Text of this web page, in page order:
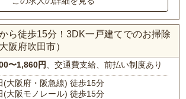
ら徒歩15分！3DK一戸建てでのお掃除
阪府吹田市）
〜1,860円 、交通費支給、前払い制度あり
(大阪府・阪急線) 徒歩15分
(大阪モノレール) 徒歩15分